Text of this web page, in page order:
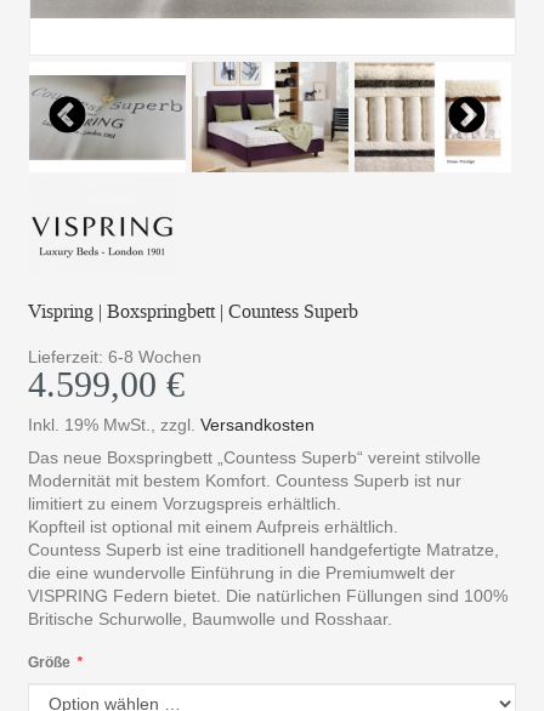
Vispring | Boxspringbett | Countess Superb
Lieferzeit: 6-8 Wochen
4.599,00 €
Inkl. 19% MwSt. ,zzgl.Versandkosten
Das neue Boxspringbett „Countess Superb“ vereint stilvolle
Modernität mit bestem Komfort. Countess Superb ist nur
limitiert zu einem Vorzugspreis erhältlich.
Kopfteil ist optional mit einem Aufpreis erhältlich.
Countess Superb ist eine traditionell handgefertigte Matratze,
die eine wundervolle Einführung in die Premiumwelt der
VISPRING Federn bietet. Die natürlichen Füllungen sind 100%
Britische Schurwolle, Baumwolle und Rosshaar.
*
Größe